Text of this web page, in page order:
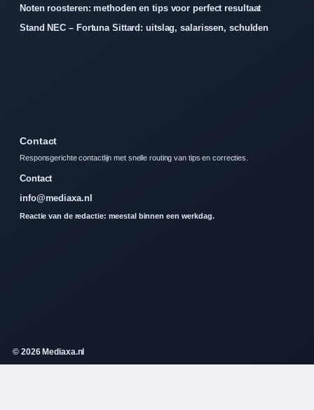
Noten roosteren: methoden en tips voor perfect resultaat
Stand NEC – Fortuna Sittard: uitslag, salarissen, schulden
Contact
Responsgerichte contactlijn met snelle routing van tips en correcties.
Contact
info@mediaxa.nl
Reactie van de redactie: meestal binnen een werkdag.
© 2026 Mediaxa.nl